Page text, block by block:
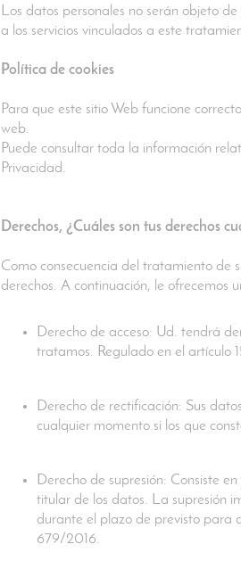
Los datos personales no serán objeto
a los servicios vinculados a este
Política de cookies
Para que este sitio Web funcione
web.
Puede consultar toda la información
Privacidad.
Derechos, ¿Cuáles son tus derechos
Como consecuencia del tratamiento de
derechos. A continuación, le ofrecemos
Derecho de acceso: Ud. tendrá
tratamos. Regulado en el artículo
Derecho de rectificación: Sus
cualquier momento si los que
Derecho de supresión: Consiste
titular de los datos. La supresión
durante el plazo de previsto para
679/2016.